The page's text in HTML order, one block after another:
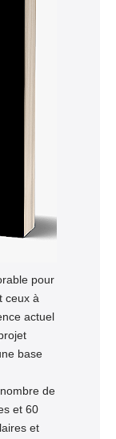
pour
ceux à
actuel
base
de
et 60
et